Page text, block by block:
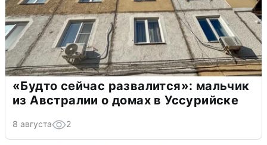
«Будто сейчас развалится»: мальчик
из Австралии о домах в Уссурийске
8 августа 2